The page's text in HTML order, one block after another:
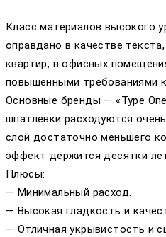
Класс материалов высокого
оправдано в качестве
квартир, в офисных
повышенными требованиями
Основные бренды — «Type
шпатлевки расходуются
слой достаточно меньшего
эффект держится десятки
Плюсы:
— Минимальный расход.
— Высокая гладкость и
— Отличная укрывистость и